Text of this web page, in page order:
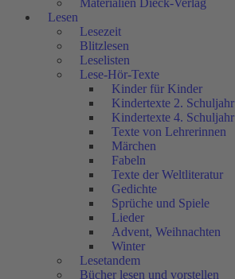
Lesen
Lesezeit
Blitzlesen
Leselisten
Lese-Hör-Texte
Kinder für Kinder
Kindertexte 2. Schuljahr
Kindertexte 4. Schuljahr
Texte von Lehrerinnen
Märchen
Fabeln
Texte der Weltliteratur
Gedichte
Sprüche und Spiele
Lieder
Advent, Weihnachten
Winter
Lesetandem
Bücher lesen und vorstellen